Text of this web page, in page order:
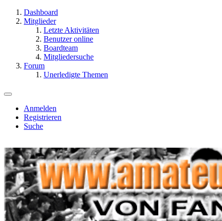
Dashboard
Mitglieder
Letzte Aktivitäten
Benutzer online
Boardteam
Mitgliedersuche
Forum
Unerledigte Themen
Anmelden
Registrieren
Suche